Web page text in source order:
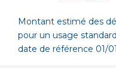
Montant estimé des
pour un usage
date de référence 01/